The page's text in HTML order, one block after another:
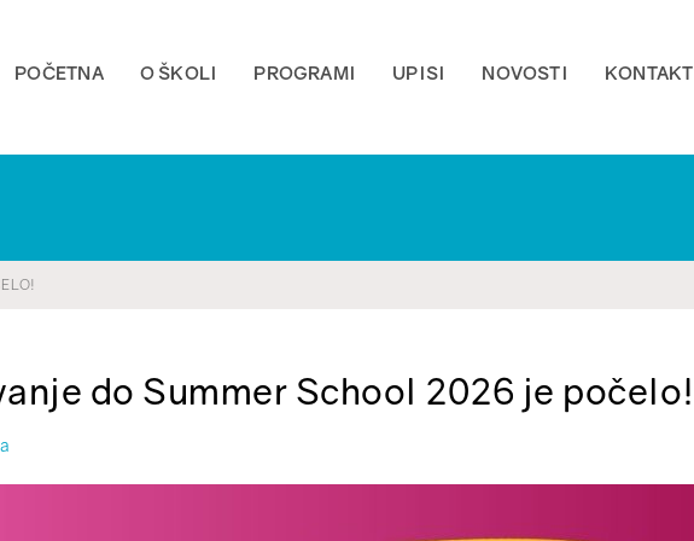
POČETNA O ŠKOLI PROGRAMI UPISI NOVOSTI KONTAKT
do Summer School 2026 je počelo!